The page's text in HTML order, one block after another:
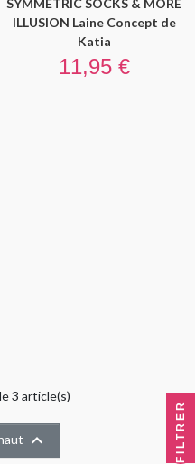
SYMMETRIC SOCKS & MORE
ILLUSION Laine Concept de
Katia
Prix
11,95 €
3 article(s)
 FILTRER